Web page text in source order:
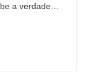
a verdade